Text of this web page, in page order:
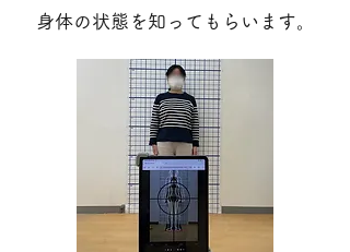
身体の状態を知ってもらいます。